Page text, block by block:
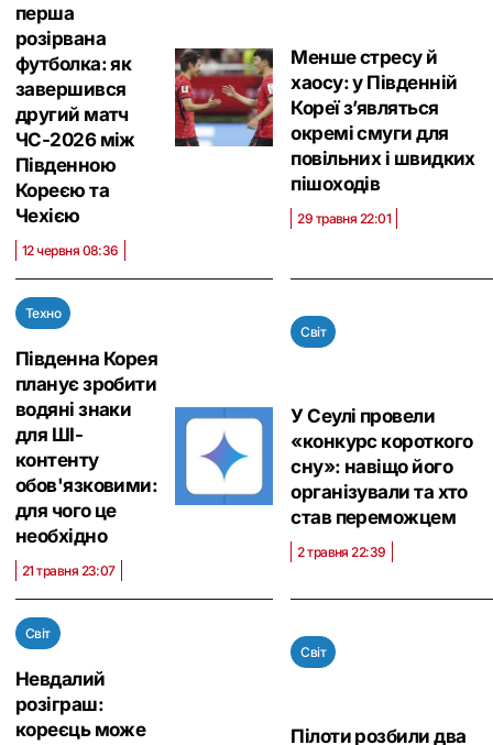
перша
розірвана
футболка: як
завершився
другий матч
ЧС-2026 між
Південною
Кореєю та
Чехією
12 червня 08:36
Менше стресу й
хаосу: у Південній
Кореї з’являться
окремі смуги для
повільних і швидких
пішоходів
29 травня 22:01
Техно
Південна Корея
планує зробити
водяні знаки
для ШІ-
контенту
обов'язковими:
для чого це
необхідно
21 травня 23:07
Світ
У Сеулі провели
«конкурс короткого
сну»: навіщо його
організували та хто
став переможцем
2 травня 22:39
Світ
Невдалий
розіграш:
кореєць може
Світ
Пілоти розбили два